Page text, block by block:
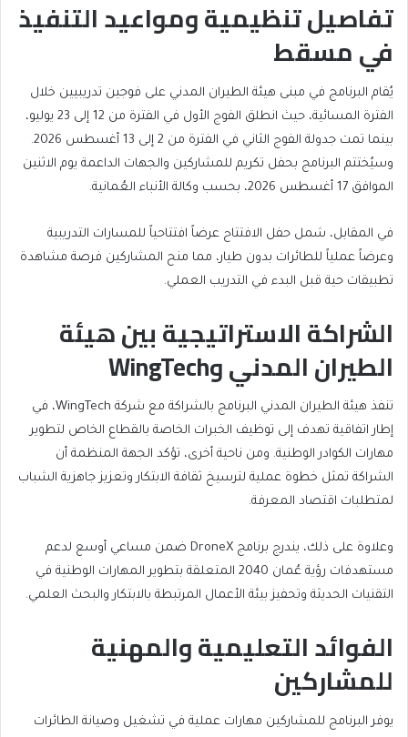
تفاصيل تنظيمية ومواعيد التنفيذ
في مسقط
يُقام البرنامج في مبنى هيئة الطيران المدني على فوجين تدريبيين خلال
الفترة المسائية، حيث انطلق الفوج الأول في الفترة من 12 إلى 23 يوليو،
بينما تمت جدولة الفوج الثاني في الفترة من 2 إلى 13 أغسطس 2026.
وسيُختتم البرنامج بحفل تكريم للمشاركين والجهات الداعمة يوم الاثنين
الموافق 17 أغسطس 2026، بحسب وكالة الأنباء العُمانية.
في المقابل، شمل حفل الافتتاح عرضاً افتتاحياً للمسارات التدريبية
وعرضاً عملياً للطائرات بدون طيار، مما منح المشاركين فرصة مشاهدة
تطبيقات حية قبل البدء في التدريب العملي.
الشراكة الاستراتيجية بين هيئة
الطيران المدني وWingTech
تنفذ هيئة الطيران المدني البرنامج بالشراكة مع شركة WingTech، في
إطار اتفاقية تهدف إلى توظيف الخبرات الخاصة بالقطاع الخاص لتطوير
مهارات الكوادر الوطنية. ومن ناحية أخرى، تؤكد الجهة المنظمة أن
الشراكة تمثل خطوة عملية لترسيخ ثقافة الابتكار وتعزيز جاهزية الشباب
لمتطلبات اقتصاد المعرفة.
وعلاوة على ذلك، يندرج برنامج DroneX ضمن مساعي أوسع لدعم
مستهدفات رؤية عُمان 2040 المتعلقة بتطوير المهارات الوطنية في
التقنيات الحديثة وتحفيز بيئة الأعمال المرتبطة بالابتكار والبحث العلمي.
الفوائد التعليمية والمهنية
للمشاركين
يوفر البرنامج للمشاركين مهارات عملية في تشغيل وصيانة الطائرات